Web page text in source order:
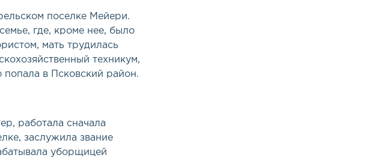
поселке Мейери.
где, кроме нее, было
мать трудилась
техникум,
в Псковский район.
работала сначала
заслужила звание
уборщицей